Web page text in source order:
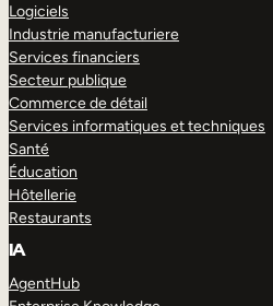
Logiciels
Industrie manufacturiere
Services financiers
Secteur publique
Commerce de détail
Services informatiques et techniques
Santé
Éducation
Hôtellerie
Restaurants
IA
AgentHub